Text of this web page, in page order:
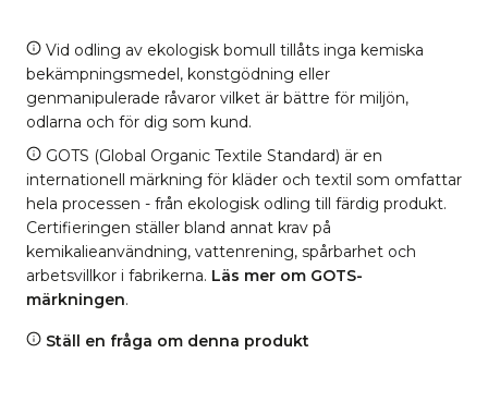
Vid odling av ekologisk bomull tillåts inga kemiska
bekämpningsmedel, konstgödning eller
genmanipulerade råvaror vilket är bättre för miljön,
odlarna och för dig som kund.
GOTS (Global Organic Textile Standard) är en
internationell märkning för kläder och textil som omfattar
hela processen - från ekologisk odling till färdig produkt.
Certifieringen ställer bland annat krav på
kemikalieanvändning, vattenrening, spårbarhet och
arbetsvillkor i fabrikerna. Läs mer om GOTS-
märkningen.
Ställ en fråga om denna produkt